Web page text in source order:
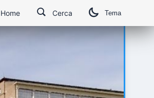
Home Cerca Tema